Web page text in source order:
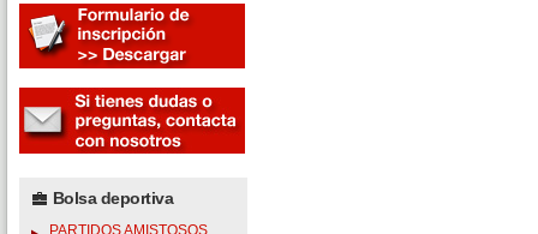
Bolsa deportiva
PARTIDOS AMISTOSOS